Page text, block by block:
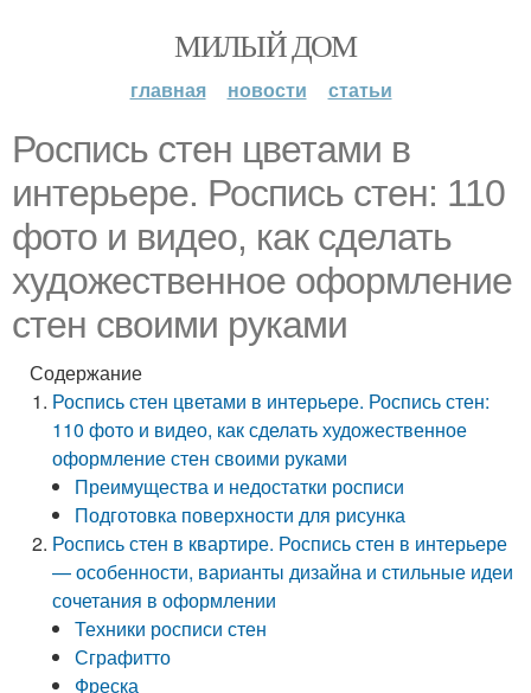
МИЛЫЙ ДОМ
главная новости статьи
Роспись стен цветами в
интерьере. Роспись стен: 110
фото и видео, как сделать
художественное оформление
стен своими руками
Содержание
Роспись стен цветами в интерьере. Роспись стен:
110 фото и видео, как сделать художественное
оформление стен своими руками
Преимущества и недостатки росписи
Подготовка поверхности для рисунка
Роспись стен в квартире. Роспись стен в интерьере
— особенности, варианты дизайна и стильные идеи
сочетания в оформлении
Техники росписи стен
Сграфитто
Фреска